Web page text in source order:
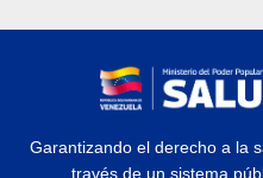
Garantizando el derecho a la
través de un sistema